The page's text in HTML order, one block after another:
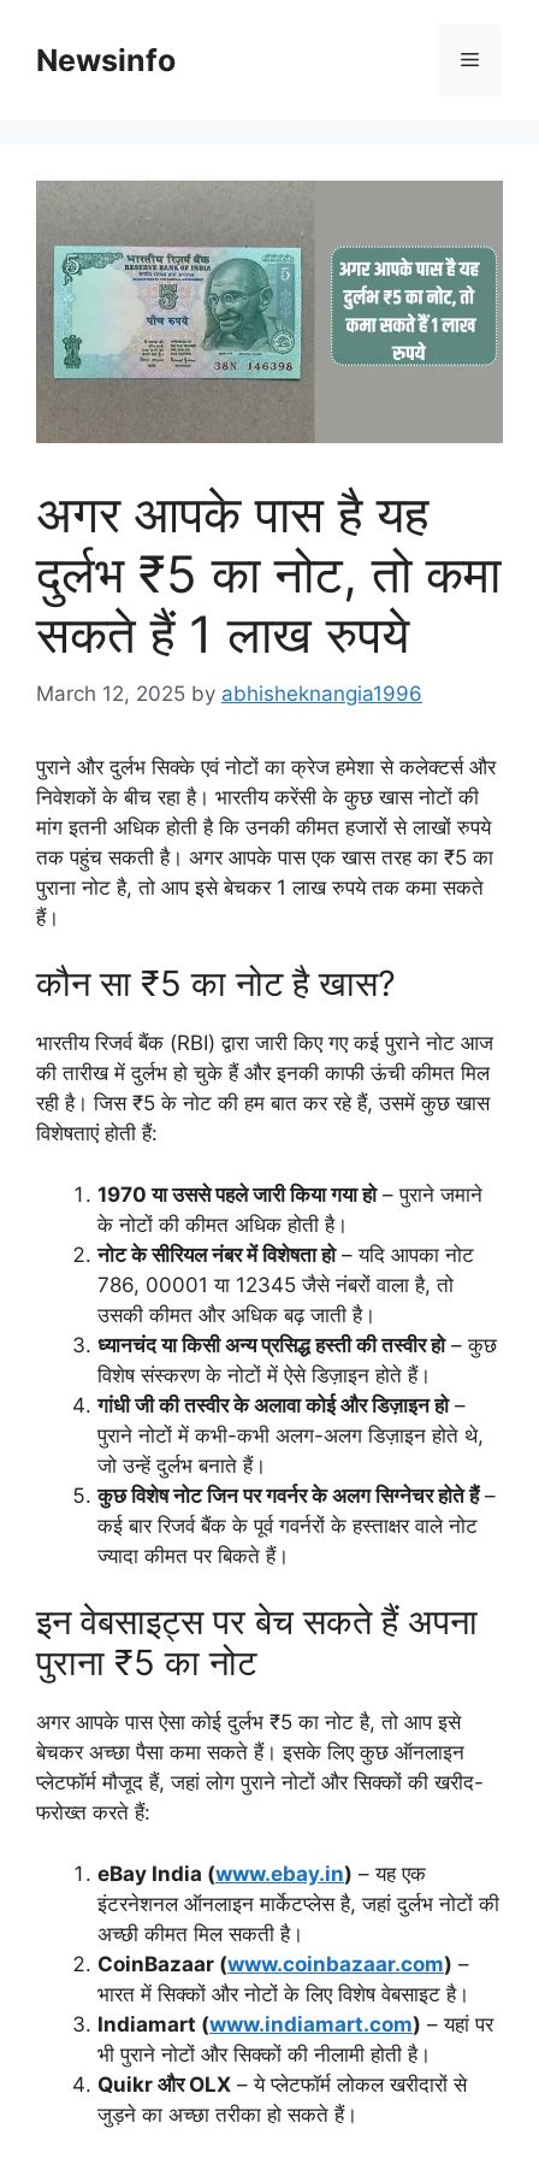
contentNewsinfo Menu
अगर आपके पास है यह
दुर्लभ ₹5 का नोट, तो कमा
सकते हैं 1 लाख रुपये
March 12, 2025 by abhisheknangia1996
पुराने और दुर्लभ सिक्के एवं नोटों का क्रेज हमेशा से कलेक्टर्स और
निवेशकों के बीच रहा है। भारतीय करेंसी के कुछ खास नोटों की
मांग इतनी अधिक होती है कि उनकी कीमत हजारों से लाखों रुपये
तक पहुंच सकती है। अगर आपके पास एक खास तरह का ₹5 का
पुराना नोट है, तो आप इसे बेचकर 1 लाख रुपये तक कमा सकते
हैं।
कौन सा ₹5 का नोट है खास?
भारतीय रिजर्व बैंक (RBI) द्वारा जारी किए गए कई पुराने नोट आज
की तारीख में दुर्लभ हो चुके हैं और इनकी काफी ऊंची कीमत मिल
रही है। जिस ₹5 के नोट की हम बात कर रहे हैं, उसमें कुछ खास
विशेषताएं होती हैं:
1970 या उससे पहले जारी किया गया हो– पुराने जमाने
के नोटों की कीमत अधिक होती है।
नोट के सीरियल नंबर में विशेषता हो– यदि आपका नोट
786, 00001 या 12345 जैसे नंबरों वाला है, तो
उसकी कीमत और अधिक बढ़ जाती है।
ध्यानचंद या किसी अन्य प्रसिद्ध हस्ती की तस्वीर हो– कुछ
विशेष संस्करण के नोटों में ऐसे डिज़ाइन होते हैं।
गांधी जी की तस्वीर के अलावा कोई और डिज़ाइन हो–
पुराने नोटों में कभी-कभी अलग-अलग डिज़ाइन होते थे,
जो उन्हें दुर्लभ बनाते हैं।
कुछ विशेष नोट जिन पर गवर्नर के अलग सिग्नेचर होते हैं–
कई बार रिजर्व बैंक के पूर्व गवर्नरों के हस्ताक्षर वाले नोट
ज्यादा कीमत पर बिकते हैं।
इन वेबसाइट्स पर बेच सकते हैं अपना
पुराना ₹5 का नोट
अगर आपके पास ऐसा कोई दुर्लभ ₹5 का नोट है, तो आप इसे
बेचकर अच्छा पैसा कमा सकते हैं। इसके लिए कुछ ऑनलाइन
प्लेटफॉर्म मौजूद हैं, जहां लोग पुराने नोटों और सिक्कों की खरीद-
फरोख्त करते हैं:
eBay India (www.ebay.in) – यह एक
इंटरनेशनल ऑनलाइन मार्केटप्लेस है, जहां दुर्लभ नोटों की
अच्छी कीमत मिल सकती है।
CoinBazaar (www.coinbazaar.com) –
भारत में सिक्कों और नोटों के लिए विशेष वेबसाइट है।
Indiamart (www.indiamart.com) – यहां पर
भी पुराने नोटों और सिक्कों की नीलामी होती है।
Quikr और OLX – ये प्लेटफॉर्म लोकल खरीदारों से
जुड़ने का अच्छा तरीका हो सकते हैं।